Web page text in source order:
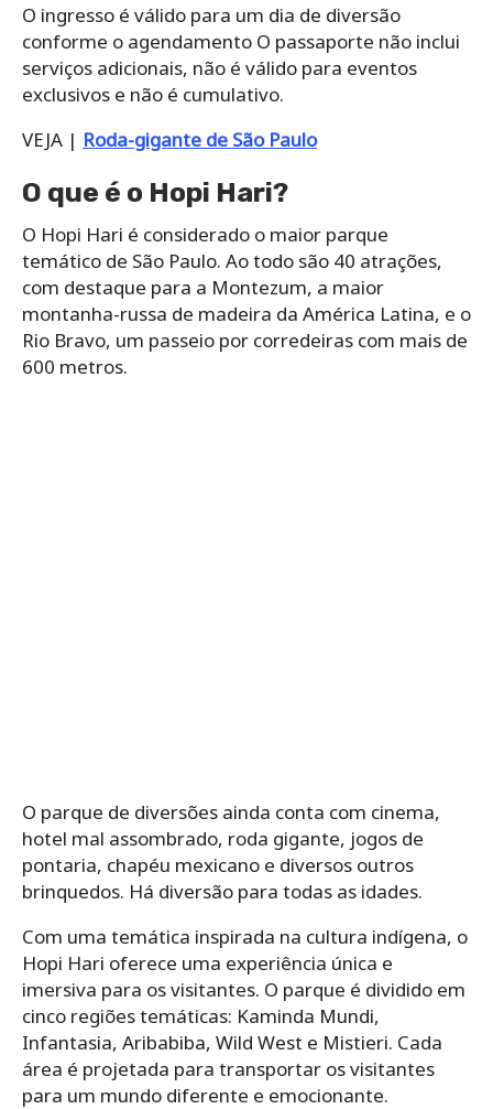
O ingresso é válido para um dia de diversão
conforme o agendamento O passaporte não inclui
serviços adicionais, não é válido para eventos
exclusivos e não é cumulativo.
VEJA | Roda-gigante de São Paulo
O que é o Hopi Hari?
O Hopi Hari é considerado o maior parque
temático de São Paulo. Ao todo são 40 atrações,
com destaque para a Montezum, a maior
montanha-russa de madeira da América Latina, e o
Rio Bravo, um passeio por corredeiras com mais de
600 metros.
O parque de diversões ainda conta com cinema,
hotel mal assombrado, roda gigante, jogos de
pontaria, chapéu mexicano e diversos outros
brinquedos. Há diversão para todas as idades.
Com uma temática inspirada na cultura indígena, o
Hopi Hari oferece uma experiência única e
imersiva para os visitantes. O parque é dividido em
cinco regiões temáticas: Kaminda Mundi,
Infantasia, Aribabiba, Wild West e Mistieri. Cada
área é projetada para transportar os visitantes
para um mundo diferente e emocionante.